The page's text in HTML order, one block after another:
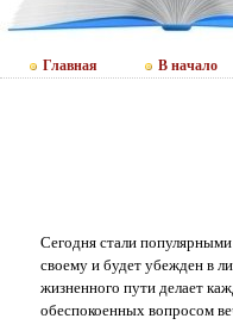
Главная В начало
Сегодня стали
своему и будет убежден в
жизненного пути делает
обеспокоенных вопросом